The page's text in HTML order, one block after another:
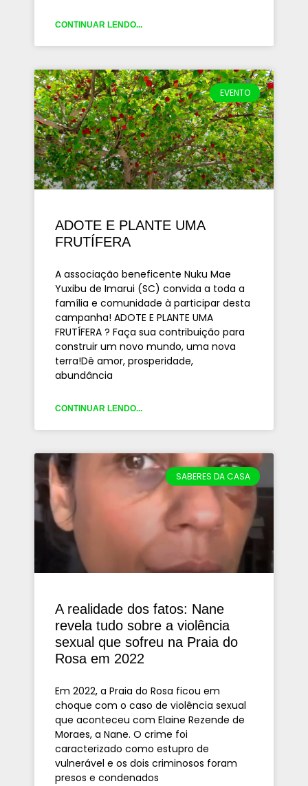
CONTINUAR LENDO...
EVENTO
ADOTE E PLANTE UMA
FRUTÍFERA
A associação beneficente Nuku Mae
Yuxibu de Imarui (SC) convida a toda a
família e comunidade à participar desta
campanha! ADOTE E PLANTE UMA
FRUTÍFERA ? Faça sua contribuição para
construir um novo mundo, uma nova
terra!Dê amor, prosperidade,
abundância
CONTINUAR LENDO...
SABERES DA CASA
A realidade dos fatos: Nane
revela tudo sobre a violência
sexual que sofreu na Praia do
Rosa em 2022
Em 2022, a Praia do Rosa ficou em
choque com o caso de violência sexual
que aconteceu com Elaine Rezende de
Moraes, a Nane. O crime foi
caracterizado como estupro de
vulnerável e os dois criminosos foram
presos e condenados